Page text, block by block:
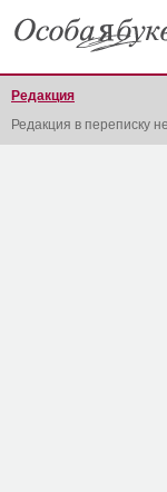
Редакция
Редакция в переписку